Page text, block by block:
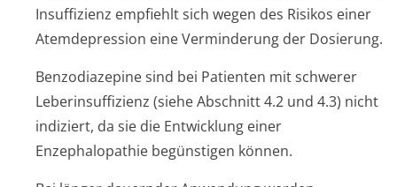
Insuffizienz empfiehlt sich wegen des Risikos einer
Atemdepression eine Verminderung der Dosierung.
Benzodiazepine sind bei Patienten mit schwerer
Leberinsuffizienz (siehe Abschnitt 4.2 und 4.3) nicht
indiziert, da sie die Entwicklung einer
Enzephalopathie begünstigen können.